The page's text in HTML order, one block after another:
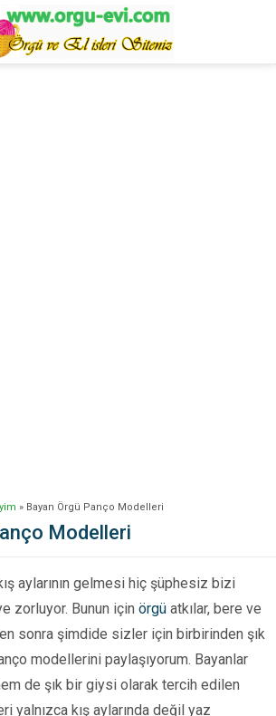
» Bayan Örgü Panço Modelleri
Modelleri
aylarının gelmesi hiç şüphesiz bizi
zorluyor. Bunun için örgü atkılar, bere ve
sonra şimdide sizler için birbirinden şık
modellerini paylaşıyorum. Bayanlar
de şık bir giysi olarak tercih edilen
yalnızca kış aylarında değil yaz